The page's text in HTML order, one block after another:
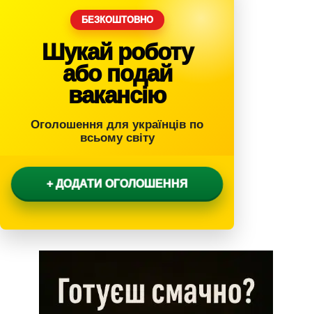
БЕЗКОШТОВНО
Шукай роботу
або подай
вакансію
Оголошення для українців по
всьому світу
+ ДОДАТИ ОГОЛОШЕННЯ